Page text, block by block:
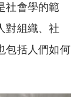
社會學的範
對組織、社
包括人們如何